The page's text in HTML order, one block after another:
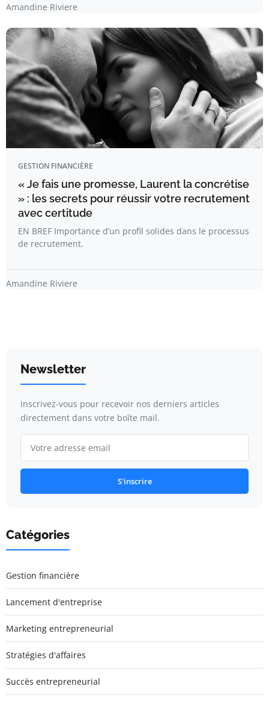
Amandine Riviere
GESTION FINANCIÈRE
« Je fais une promesse, Laurent la concrétise
» : les secrets pour réussir votre recrutement
avec certitude
EN BREF Importance d’un profil solides dans le processus
de recrutement.
Amandine Riviere
Newsletter
Inscrivez-vous pour recevoir nos derniers articles
directement dans votre boîte mail.
S'inscrire
Catégories
Gestion financière
Lancement d'entreprise
Marketing entrepreneurial
Stratégies d'affaires
Succès entrepreneurial